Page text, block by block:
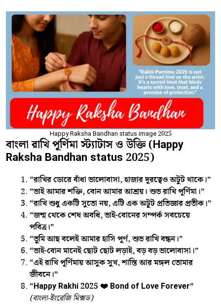
Happy Raksha Bandhan status image 2025
বাংলা রাখি পূর্ণিমা স্ট্যাটাস ও উক্তি(Happy
Raksha Bandhan status 2025)
“রাখির ডোরে বাঁধা ভালোবাসা, হাজার দূরত্বেও অটুট থাকে।”
“ভাই আমার শক্তি, বোন আমার আশ্রয়। শুভ রাখি পূর্ণিমা।”
“রাখি শুধু একটি সুতো নয়, এটি এক অটুট প্রতিজ্ঞার প্রতীক।”
“জন্ম থেকে শেষ অবধি, ভাই-বোনের সম্পর্ক সবচেয়ে
পবিত্র।”
“তুমি আছ বলেই আমার হাসি পূর্ণ, শুভ রাখি বন্ধন।”
“ভাই-বোন মানেই ছোট ছোট লড়াই, বড় বড় ভালোবাসা।”
“এই রাখি পূর্ণিমায় আসুক সুখ, শান্তি আর মঙ্গল তোমার
জীবনে।”
“Happy Rakhi 2025 ❤️ Bond of Love Forever”
(বাংলা-ইংরেজি মিক্সড)